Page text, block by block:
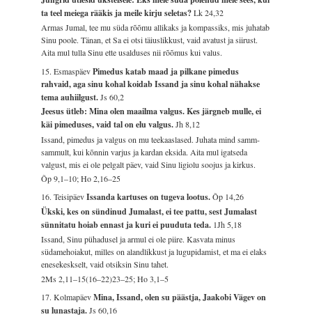
ta teel meiega rääkis ja meile kirju seletas?Lk 24,32
Armas Jumal, tee mu süda rõõmu allikaks ja kompassiks, mis juhatab
Sinu poole. Tänan, et Sa ei otsi täiuslikkust, vaid avatust ja siirust.
Aita mul tulla Sinu ette usalduses nii rõõmus kui valus.
15. EsmaspäevPimedus katab maad ja pilkane pimedus
rahvaid, aga sinu kohal koidab Issand ja sinu kohal nähakse
tema auhiilgust.Js 60,2
Jeesus ütleb: Mina olen maailma valgus. Kes järgneb mulle, ei
käi pimeduses, vaid tal on elu valgus.Jh 8,12
Issand, pimedus ja valgus on mu teekaaslased. Juhata mind samm-
sammult, kui kõnnin varjus ja kardan eksida. Aita mul igatseda
valgust, mis ei ole pelgalt päev, vaid Sinu ligiolu soojus ja kirkus.
Õp 9,1–10; Ho 2,16–25
16. TeisipäevIssanda kartuses on tugeva lootus.Õp 14,26
Ükski, kes on sündinud Jumalast, ei tee pattu, sest Jumalast
sünnitatu hoiab ennast ja kuri ei puuduta teda. 1Jh 5,18
Issand, Sinu pühadusel ja armul ei ole piire. Kasvata minus
südamehoiakut, milles on alandlikkust ja lugupidamist, et ma ei elaks
enesekeskselt, vaid otsiksin Sinu tahet.
2Ms 2,11–15(16–22)23–25; Ho 3,1–5
17. KolmapäevMina, Issand, olen su päästja, Jaakobi Vägev on
su lunastaja.Js 60,16